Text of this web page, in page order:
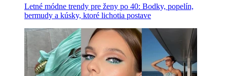
Letné módne trendy pre ženy po 40: Bodky, popelín,
bermudy a kúsky, ktoré lichotia postave